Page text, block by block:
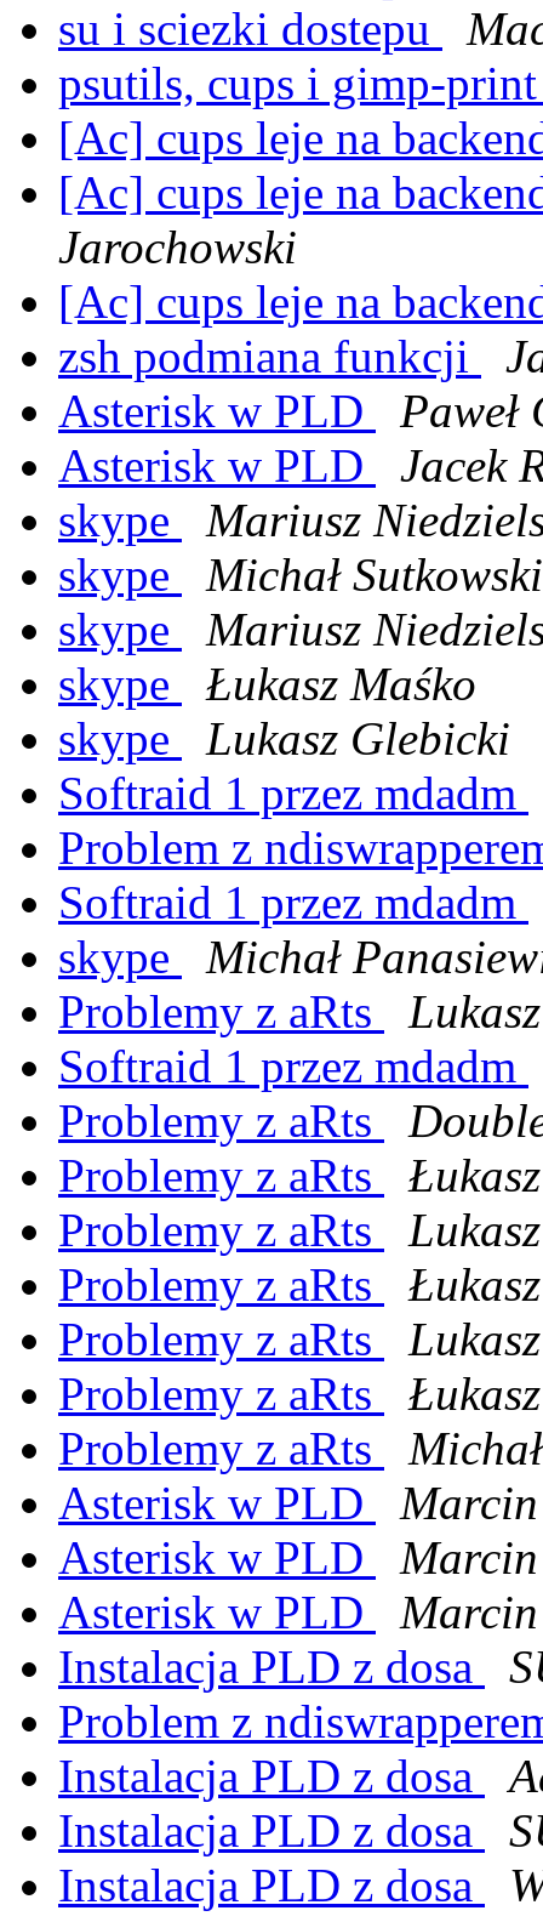
su i sciezki dostepu
psutils, cups i gimp-
[Ac] cups leje na
[Ac] cups leje na
Jarochowski
[Ac] cups leje na
zsh podmiana funkcji
Asterisk w PLD
Paweł
Asterisk w PLD
Jacek
skype
Mariusz
skype
Michał Sutkowski
skype
Mariusz
skype
Łukasz Maśko
skype
Lukasz Glebicki
Softraid 1 przez mdadm
Problem z
Softraid 1 przez mdadm
skype
Michał
Problemy z aRts
Softraid 1 przez mdadm
Problemy z aRts
Problemy z aRts
Problemy z aRts
Problemy z aRts
Problemy z aRts
Problemy z aRts
Problemy z aRts
Asterisk w PLD
Asterisk w PLD
Asterisk w PLD
Instalacja PLD z dosa
Problem z
Instalacja PLD z dosa
Instalacja PLD z dosa
Instalacja PLD z dosa